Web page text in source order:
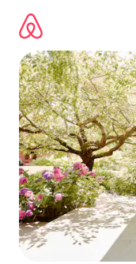
directement
contenu